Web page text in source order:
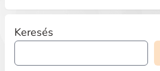
Keresés